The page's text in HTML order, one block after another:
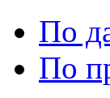
По
По